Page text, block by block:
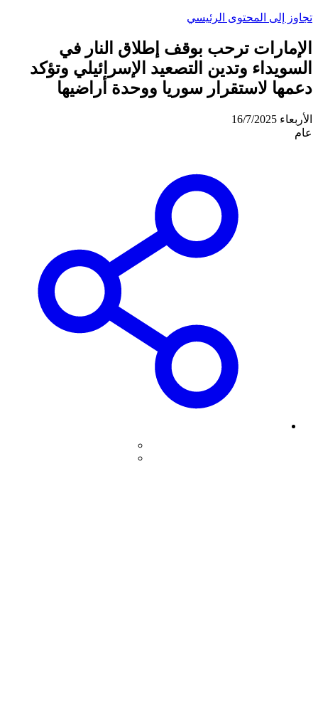
تجاوز إلى المحتوى الرئيسي
الإمارات ترحب بوقف إطلاق النار في
السويداء وتدين التصعيد الإسرائيلي وتؤكد
دعمها لاستقرار سوريا ووحدة أراضيها
الأربعاء 16/7/2025
عام